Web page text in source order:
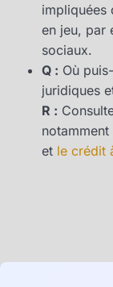
impliquées
en jeu, par
sociaux.
Q : Où
juridiques
R :
et le crédit